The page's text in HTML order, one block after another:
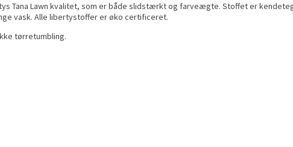
Tana Lawn kvalitet, som er både slidstærkt og farveægte. Stoffet er
vask. Alle libertystoffer er øko certificeret.
tørretumbling.